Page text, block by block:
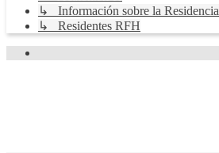
↳ Información sobre la Residencia
↳ Residentes RFH